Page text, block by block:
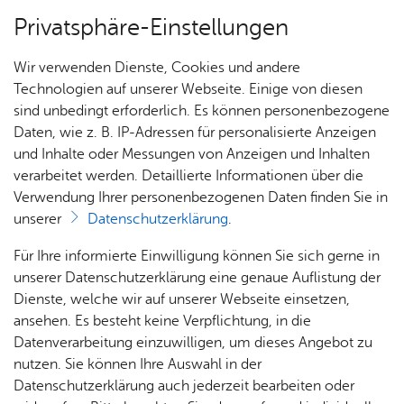
Über­sicht Bür­ger & Stadt
Rat­
haus &
Bür­
ger­
ser­vice
Rat­
häu­ser
Nach­
rich­
ten,
Vi­de­os
& Bil­
der
Me­di­
Jobs
Stel­
len­an­
ge­bo­te
Aus­bil­
dung &
Stu­di­
Bauen
& Um­
welt
Geo­
da­ten
Ge­
sund­
heit &
kum
Stadt­ge­schich­te
Vor­le­sen
Stadt­chro­nik
In der Friedrichshafener Stadtchronik werden die
vielfältigen historischen Geschehnisse in griffiger
Form zusammengeführt. Kennen Sie ein
bedeutendes historisches Ereignis, das nicht in
der Chronik aufgeführt ist? Dann nutzen Sie das
Formular für einen neuen Eintrag.
Privatsphäre-Einstellungen
Wir verwenden Dienste, Cookies und andere
Technologien auf unserer Webseite. Einige von diesen
sind unbedingt erforderlich. Es können personenbezogene
Daten, wie z. B. IP-Adressen für personalisierte Anzeigen
und Inhalte oder Messungen von Anzeigen und Inhalten
verarbeitet werden. Detaillierte Informationen über die
Verwendung Ihrer personenbezogenen Daten finden Sie in
unserer
Datenschutzerklärung.
Für Ihre informierte Einwilligung können Sie sich gerne in
unserer Datenschutzerklärung eine genaue Auflistung der
Dienste, welche wir auf unserer Webseite einsetzen,
ansehen. Es besteht keine Verpflichtung, in die
Datenverarbeitung einzuwilligen, um dieses Angebot zu
nutzen. Sie können Ihre Auswahl in der
Datenschutzerklärung auch jederzeit bearbeiten oder